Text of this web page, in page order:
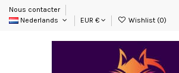
Nous contacter
Nederlands
EUR € Wishlist (0)